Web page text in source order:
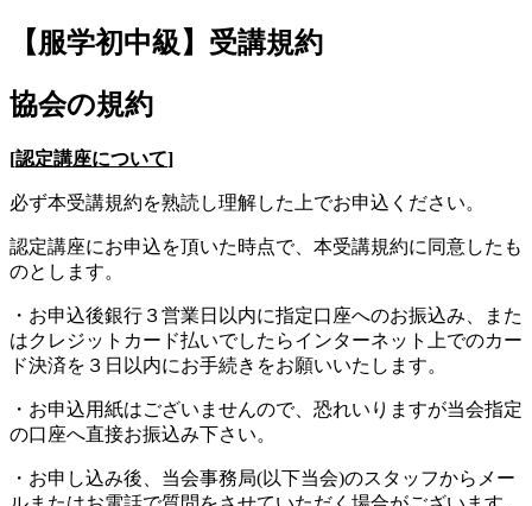
jpca.co
【服学初中級】受講規約
協会の規約
[認定講座について]
必ず本受講規約を熟読し理解した上でお申込ください。
認定講座にお申込を頂いた時点で、本受講規約に同意したも
のとします。
・お申込後銀行３営業日以内に指定口座へのお振込み、また
はクレジットカード払いでしたらインターネット上でのカー
ド決済を３日以内にお手続きをお願いいたします。
・お申込用紙はございませんので、恐れいりますが当会指定
の口座へ直接お振込み下さい。
・お申し込み後、当会事務局(以下当会)のスタッフからメー